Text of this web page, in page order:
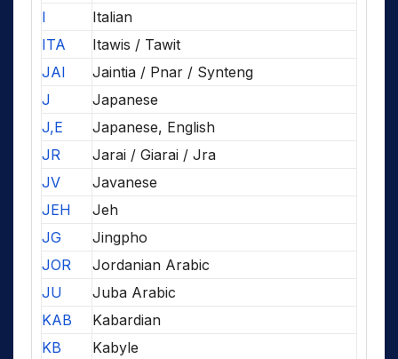
I
Italian
ITA
Itawis / Tawit
JAI
Jaintia / Pnar / Synteng
J
Japanese
J,E
Japanese, English
JR
Jarai / Giarai / Jra
JV
Javanese
JEH
Jeh
JG
Jingpho
JOR
Jordanian Arabic
JU
Juba Arabic
KAB
Kabardian
KB
Kabyle